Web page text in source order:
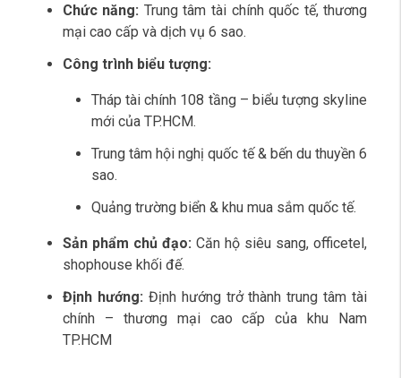
Chức năng: Trung tâm tài chính quốc tế, thương
mại cao cấp và dịch vụ 6 sao.
Công trình biểu tượng:
Tháp tài chính 108 tầng – biểu tượng skyline
mới của TP.HCM.
Trung tâm hội nghị quốc tế & bến du thuyền 6
sao.
Quảng trường biển & khu mua sắm quốc tế.
Sản phẩm chủ đạo: Căn hộ siêu sang, officetel,
shophouse khối đế.
Định hướng: Định hướng trở thành trung tâm tài
chính – thương mại cao cấp của khu Nam
TP.HCM